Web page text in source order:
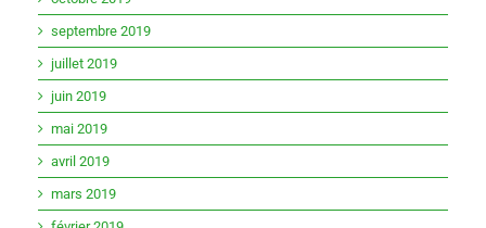
septembre 2019
juillet 2019
juin 2019
mai 2019
avril 2019
mars 2019